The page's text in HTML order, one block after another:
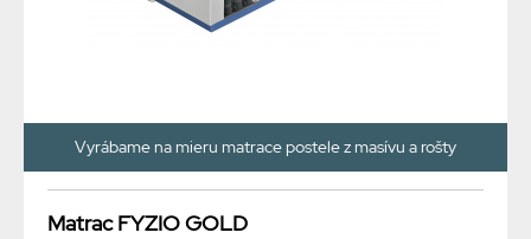
Vyrábame na mieru matrace postele z masívu a rošty
Matrac FYZIO GOLD